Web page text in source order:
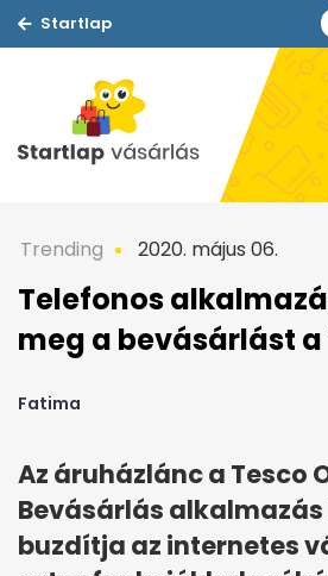
Startlap
Trending 2020. május 06.
Telefonos
meg a bevásárlást a
Fatima
Az áruházlánc a Tesco
Bevásárlás
buzdítja az internetes